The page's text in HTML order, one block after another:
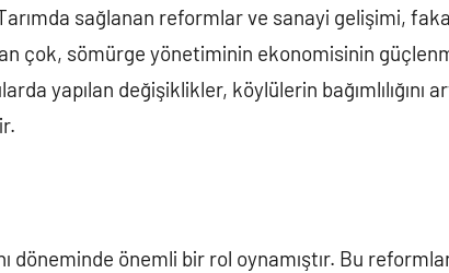
sağlanan reformlar ve sanayi gelişimi,
çok, sömürge yönetiminin ekonomisinin
yapılan değişiklikler, köylülerin bağımlılığını
döneminde önemli bir rol oynamıştır. Bu